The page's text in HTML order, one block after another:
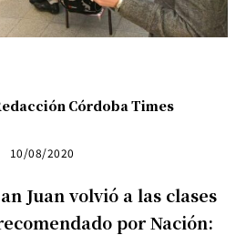
Córdoba Times
10/08/2020
Juan volvió a las clases
por Nación: